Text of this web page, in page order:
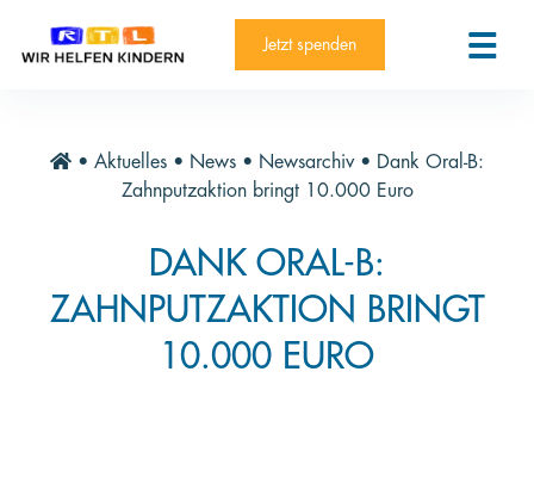
RTL-Spendenmarathon 2025
News
Informieren
Jahresberichte
Paten und Projekte
Kontakt
Jetzt spenden
• Aktuelles • News • Newsarchiv• Dank Oral-B:
Zahnputzaktion bringt 10.000 Euro
DANK ORAL-B:
ZAHNPUTZAKTION BRINGT
10.000 EURO